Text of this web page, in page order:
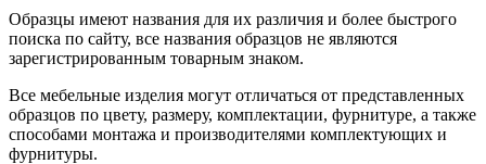
Образцы имеют названия для их различия и более быстрого
поиска по сайту, все названия образцов не являются
зарегистрированным товарным знаком.
Все мебельные изделия могут отличаться от представленных
образцов по цвету, размеру, комплектации, фурнитуре, а также
способами монтажа и производителями комплектующих и
фурнитуры.